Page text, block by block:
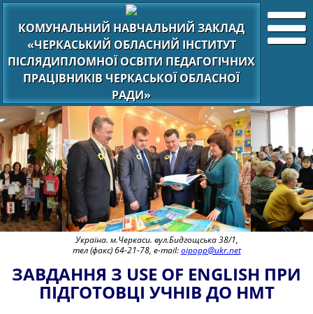
КОМУНАЛЬНИЙ НАВЧАЛЬНИЙ ЗАКЛАД
«ЧЕРКАСЬКИЙ ОБЛАСНИЙ ІНСТИТУТ
ПІСЛЯДИПЛОМНОЇ ОСВІТИ ПЕДАГОГІЧНИХ
ПРАЦІВНИКІВ ЧЕРКАСЬКОЇ ОБЛАСНОЇ
РАДИ»
Україна. м.Черкаси. вул.Бидгощська 38/1,
тел (факс) 64-21-78, e-mail:oipopp@ukr.net
ЗАВДАННЯ З USE OF ENGLISH ПРИ
ПІДГОТОВЦІ УЧНІВ ДО НМТ